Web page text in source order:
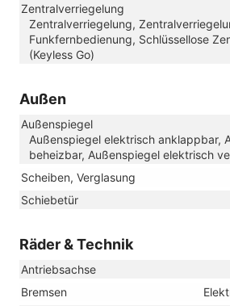
Zentralverriegelung
Zentralverriegelung,
Funkfernbedienung, Schlüssellose
(Keyless Go)
Außen
Außenspiegel
Außenspiegel elektrisch anklappbar,
beheizbar, Außenspiegel elektrisch
Scheiben, Verglasung
Schiebetür
Räder & Technik
Antriebsachse
Bremsen